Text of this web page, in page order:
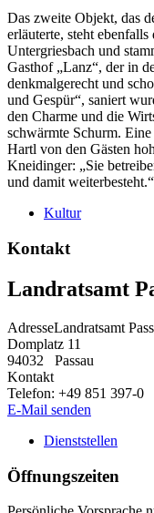
Das zweite Objekt, das
erläuterte, steht
Untergriesbach und
Gasthof „Lanz“, der in
denkmalgerecht und
und Gespür“, saniert
den Charme und die
schwärmte Schurm.
Hartl von den Gästen
Kneidinger: „Sie
und damit weiterbesteht.“
Kultur
Kontakt
Landratsamt
AdresseLandratsamt
Domplatz 11
94032
Passau
Kontakt
Telefon: +49 851 397-0
E-Mail senden
Dienststellen
Öffnungszeiten